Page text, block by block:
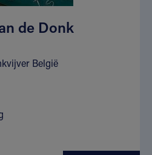
de Donk
België